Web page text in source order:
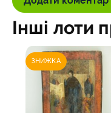
Інші лоти
ЗНИЖКА